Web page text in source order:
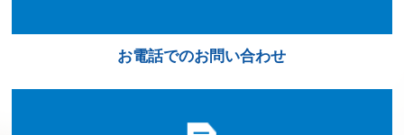
販売サービスネットワーク
お電話でのお問い合わせ